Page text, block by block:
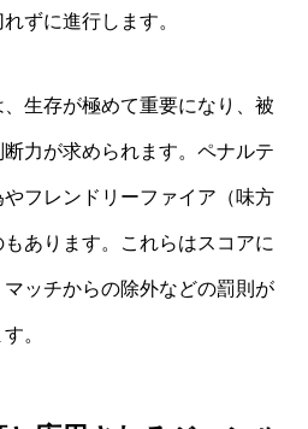
ずに進行します。
生存が極めて重要になり、被
力が求められます。ペナルテ
フレンドリーファイア（味方
あります。これらはスコアに
ッチからの除外などの罰則が
。